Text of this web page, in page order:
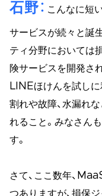
石野 こんなに短
サービスが続々と誕
ティ分野においては
険サービスを開発さ
LINEほけんを試しに
割れや故障、水漏れ
れること。みなさん
す。
さて、ここ数年、
つありますが、損保